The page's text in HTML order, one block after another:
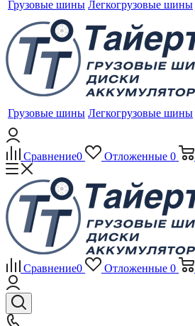
Грузовые шины Легкогрузовые шины
Грузовые шины Легкогрузовые шины
Сравнение0 Отложенные 0
Сравнение0 Отложенные 0